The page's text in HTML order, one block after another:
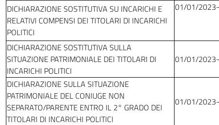
DICHIARAZIONE SOSTITUTIVA SU INCARICHI E
RELATIVI COMPENSI DEI TITOLARI DI INCARICHI
POLITICI
01/01/
DICHIARAZIONE SOSTITUTIVA SULLA
SITUAZIONE PATRIMONIALE DEI TITOLARI DI
INCARICHI POLITICI
01/01/
DICHIARAZIONE SULLA SITUAZIONE
PATRIMONIALE DEL CONIUGE NON
SEPARATO/PARENTE ENTRO IL 2° GRADO DEI
TITOLARI DI INCARICHI POLITICI
01/01/